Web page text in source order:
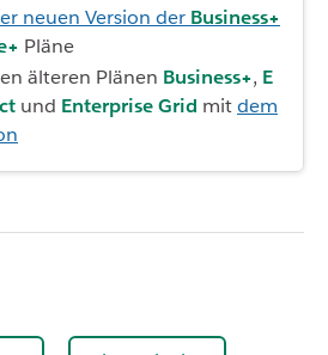
neuen Version der Business+
Pläne
älteren Plänen Business+, E
und Enterprise Grid mitdem